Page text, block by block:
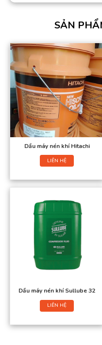
SẢN
Dầu máy nén khí Hitachi
LIÊN HỆ
Dầu máy nén khí Sullube 32
LIÊN HỆ